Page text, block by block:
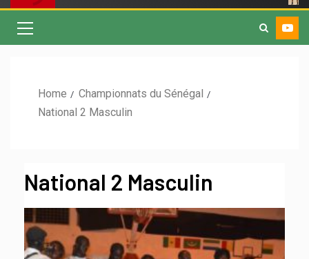
Home
Championnats du Sénégal
National 2 Masculin
National 2 Masculin